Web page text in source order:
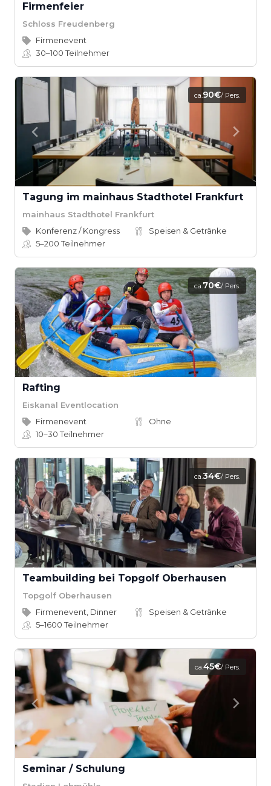
Firmenfeier
Schloss Freudenberg
Firmenevent
30–100Teilnehmer
ca.90€/ Pers.
Tagung im mainhaus Stadthotel Frankfurt
mainhaus Stadthotel Frankfurt
Konferenz / Kongress
Speisen & Getränke
5–200Teilnehmer
ca.70€/ Pers.
Rafting
Eiskanal Eventlocation
Firmenevent
Ohne
10–30Teilnehmer
ca.34€/ Pers.
Teambuilding bei Topgolf Oberhausen
Topgolf Oberhausen
Firmenevent, Dinner
Speisen & Getränke
5–1600Teilnehmer
ca.45€/ Pers.
Seminar / Schulung